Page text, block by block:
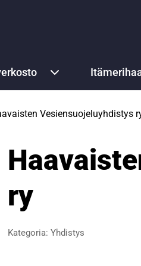
Vesiensuojeluyhdistys
ry
Kategoria: Yhdistys